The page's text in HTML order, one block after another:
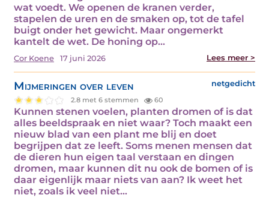
wat voedt. We openen de kranen verder,
stapelen de uren en de smaken op, tot de tafel
buigt onder het gewicht. Maar ongemerkt
kantelt de wet. De honing op…
Cor Koene 17 juni 2026 Lees meer >
Mijmeringen over leven netgedicht
2.8 met 6 stemmen 60
Kunnen stenen voelen, planten dromen of is dat
alles beeldspraak en niet waar? Toch maakt een
nieuw blad van een plant me blij en doet
begrijpen dat ze leeft. Soms menen mensen dat
de dieren hun eigen taal verstaan en dingen
dromen, maar kunnen dit nu ook de bomen of is
daar eigenlijk maar niets van aan? Ik weet het
niet, zoals ik veel niet…